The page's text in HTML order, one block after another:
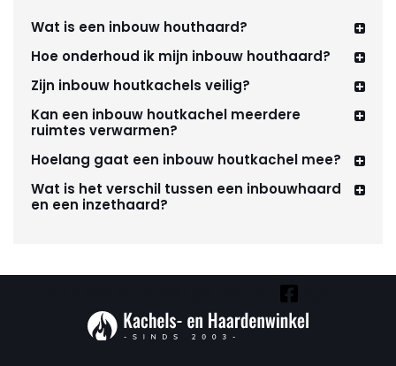
Wat is een inbouw houthaard?
Hoe onderhoud ik mijn inbouw houthaard?
Zijn inbouw houtkachels veilig?
Kan een inbouw houtkachel meerdere
ruimtes verwarmen?
Hoelang gaat een inbouw houtkachel mee?
Wat is het verschil tussen een inbouwhaard
en een inzethaard?